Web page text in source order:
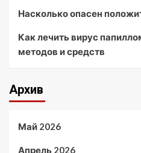
Насколько опасен
Как лечить вирус
методов и средств
Архив
Май 2026
Апрель 2026